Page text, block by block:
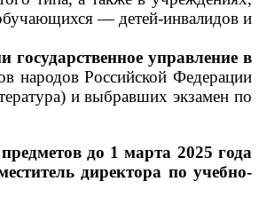
— детей-инвалидов и
управление в
народов Российской Федерации
и выбравших экзамен по
до 1 марта 2025 года
директора по учебно-